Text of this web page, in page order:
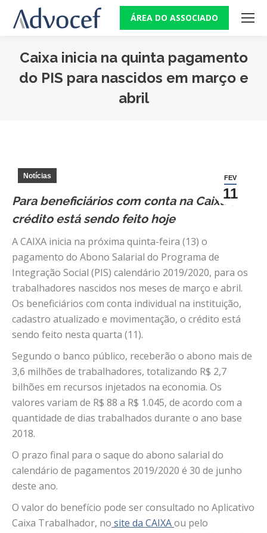
ÁREA DO ASSOCIADO
Caixa inicia na quinta pagamento
do PIS para nascidos em março e
abril
FEV
11
Notícias
Para beneficiários com conta na Caixa o
crédito está sendo feito hoje
A CAIXA inicia na próxima quinta-feira (13) o
pagamento do Abono Salarial do Programa de
Integração Social (PIS) calendário 2019/2020, para os
trabalhadores nascidos nos meses de março e abril.
Os beneficiários com conta individual na instituição,
cadastro atualizado e movimentação, o crédito está
sendo feito nesta quarta (11).
Segundo o banco público, receberão o abono mais de
3,6 milhões de trabalhadores, totalizando R$ 2,7
bilhões em recursos injetados na economia. Os
valores variam de R$ 88 a R$ 1.045, de acordo com a
quantidade de dias trabalhados durante o ano base
2018.
O prazo final para o saque do abono salarial do
calendário de pagamentos 2019/2020 é 30 de junho
deste ano.
O valor do benefício pode ser consultado no Aplicativo
Caixa Trabalhador, no site da CAIXAou pelo